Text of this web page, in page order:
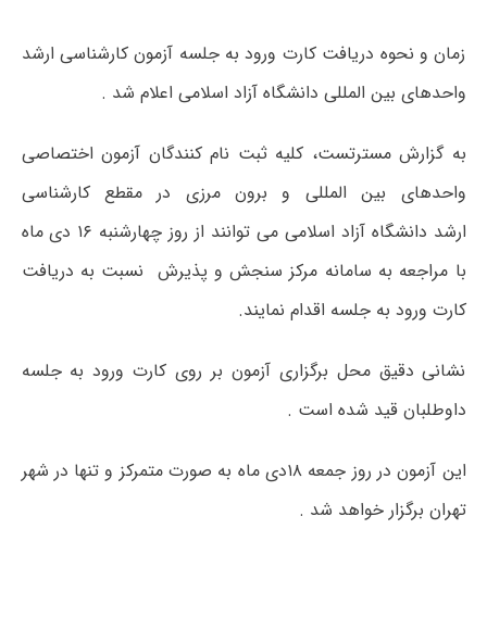
زمان و نحوه دریافت کارت ورود به جلسه آزمون کارشناسی ارشد
واحدهای بین المللی دانشگاه آزاد اسلامی اعلام شد .
به گزارش مسترتست، کلیه ثبت نام کنندگان آزمون اختصاصی
واحدهای بین المللی و برون مرزی در مقطع کارشناسی
ارشد دانشگاه آزاد اسلامی می توانند از روز چهارشنبه ۱۶ دی ماه
با مراجعه به سامانه مرکز سنجش و پذیرش نسبت به دریافت
کارت ورود به جلسه اقدام نمایند.
نشانی دقیق محل برگزاری آزمون بر روی کارت ورود به جلسه
داوطلبان قید شده است .
این آزمون در روز جمعه ۱۸دی ماه به صورت متمرکز و تنها در شهر
تهران برگزار خواهد شد .